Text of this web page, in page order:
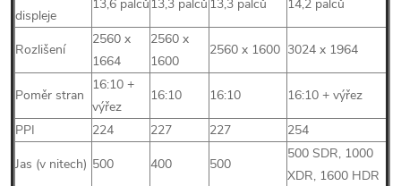
displeje
13,6 palců13,3 palců 13,3 palců 14,2 palců
Rozlišení
2560 x
1664
2560 x
1600
2560 x 1600 3024 x 1964
Poměr stran
16:10 +
výřez
16:10 16:10 16:10 + výřez
PPI 224 227 227
254
Jas (v nitech) 500 400 500
500 SDR, 1000
XDR, 1600 HDR